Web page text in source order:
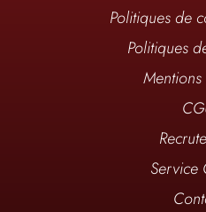
Politiques de
Politiques
Service